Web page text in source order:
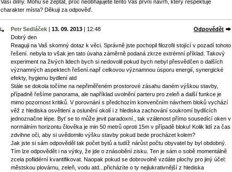
Vaší dílny. Mohu se zeptat, proč neobhajujete tento Váš první návrh, který respektuje
charakter místa? Děkuji za odpověď.
Petr Sedláček | 13. 09. 2013 | 12:48
Odpovědět
Dobrý den
Reaguji na Vaš skomný dotaz k věci. Správně jste pochopil filozofii stojící v pozadí tohoto
řešení. nebyla to však jen tato úvaha záměrně podaná zkrze extrémní příklad. Takový
experiment na živých lidech bych si nedovolil pokud bych nebyl přesvědčen o dalších
významných aspektech řešení.např celkovou významnou úsporu energií, synergické
efekty, hygienu bydlení atd
Stále se dokola točíme na nepřiměřeném prostorové zásahu daném výškou stavby,
případně řešíme panorama, ale například uvolnění parteru pro zeleň a další funkce je
mimo pozornost kritiků. V porovnání s předchozím konvenčním návrhem bloků vychází
věž z hlediska osvětlení a oslunění okolí i z hlediska zachování soukromí bydlících
jednoznačne lépe. Byť se to může jevit paradoxní., tak vzálenost přímo sousedící oken v
normálním horizontu člověka je min 50 metrů oproti 15m v případě bloku! Kolik lidí za čas
zdvihne oči, aby si uvědomilo výšku stavby pokud bede procházet kolem?
Jak jste si sám odpověděl tak počet bytů a tudíž nárůst počtu obyvatel by byl obdobný.
Tím lze odpovědět i na výtky, že jde o znásobění zisku. Ten je sám o sobě momentálně
zcela pofiidérní kvantifikovat. Naopak pokud se dobrovolně vzdáte plochy pro jiný účel:
městskou plovárnu, zeleň, vodu atd...přicházíte o ty nejlukrativnější z hlediska